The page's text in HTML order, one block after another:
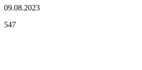
09.08.2023
547